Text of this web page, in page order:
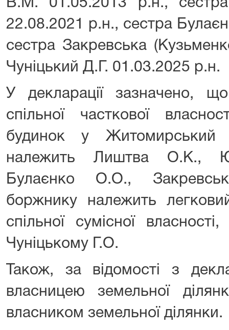
В.М. 01.05.2013 р.н.,
22.08.2021 р.н., сестра
сестра Закревська
Чуніцький Д.Г. 01.03.2025 р.н.
У декларації зазначено,
спільної часткової
будинок у Житомирський
належить Лиштва О.К.,
Булаєнко О.О.,
боржнику належить
спільної сумісної
Чуніцькому Г.О.
Також, за відомості з
власницею земельної
власником земельної ділянки.